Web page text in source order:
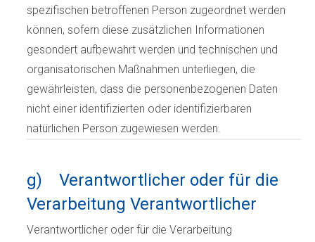
spezifischen betroffenen Person zugeordnet werden
können, sofern diese zusätzlichen Informationen
gesondert aufbewahrt werden und technischen und
organisatorischen Maßnahmen unterliegen, die
gewährleisten, dass die personenbezogenen Daten
nicht einer identifizierten oder identifizierbaren
natürlichen Person zugewiesen werden.
g) Verantwortlicher oder für die
Verarbeitung Verantwortlicher
Verantwortlicher oder für die Verarbeitung